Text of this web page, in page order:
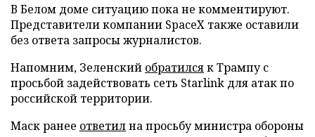
В Белом доме ситуацию пока не комментируют.
Представители компании SpaceX также оставили
без ответа запросы журналистов.
Напомним, Зеленский обратилсяк Трампу с
просьбой задействовать сеть Starlink для атак по
российской территории.
Маск ранее ответилна просьбу министра обороны